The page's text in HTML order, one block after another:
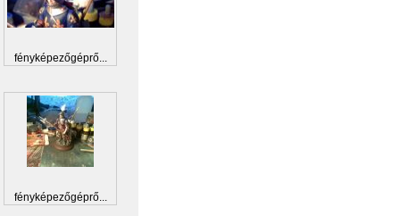
fényképezőgéprő...
fényképezőgéprő...